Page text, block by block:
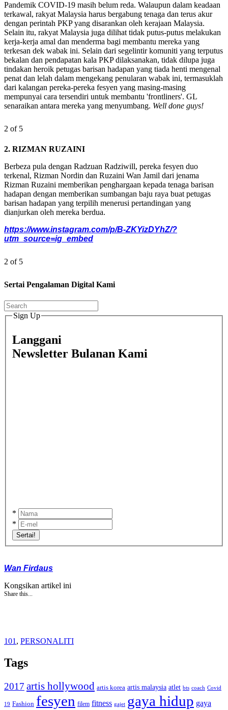
Pandemik COVID-19 masih belum reda. Walaupun dalam keadaan
terkawal, rakyat Malaysia harus bergabung tenaga dan terus akur
dengan perintah PKP yang disarankan oleh kerajaan Malaysia.
Selain itu, rakyat Malaysia juga dilihat tidak putus-putus melakukan
kerja-kerja amal dan menderma bagi membantu mereka yang
terkesan dek wabak ini. Selain dari segelintir komuniti yang terputus
bekalan dan pendapatan kala PKP dilaksanakan, tidak dilupa juga
tindakan heroik petugas barisan hadapan yang tiada henti mengenal
penat dan lelah dalam mengekang penularan wabak ini, termasuklah
dari kalangan pereka-pereka fesyen yang masing-masing
mempunyai cara tersendiri untuk membantu 'frontliners'. GL
senaraikan antara mereka yang menyumbang. Well done guys!
2 of 5
2. RIZMAN RUZAINI
Berbeza pula dengan Radzuan Radziwill, pereka fesyen duo
terkenal, Rizman Nordin dan Ruzaini Wan Jamil dari jenama
Rizman Ruzaini memberikan penghargaan kepada tenaga barisan
hadapan dengan memberikan sumbangan baju raya buat petugas
barisan hadapan yang terpilih menerusi pertandingan yang
dianjurkan oleh mereka berdua.
https://www.instagram.com/p/B-ZKYizDYhZ/?
utm_source=ig_embed
2 of 5
Sertai Pengalaman Digital Kami
Sign Up
Langgani
Newsletter Bulanan Kami
*
*
Sertai!
Wan Firdaus
Kongsikan artikel ini
Share this...
101 , PERSONALITI
Tags
2017 artis hollywood artis korea artis malaysia atlet bts coach Covid
19 Fashion fesyen filem fitness gajet gaya hidup gaya